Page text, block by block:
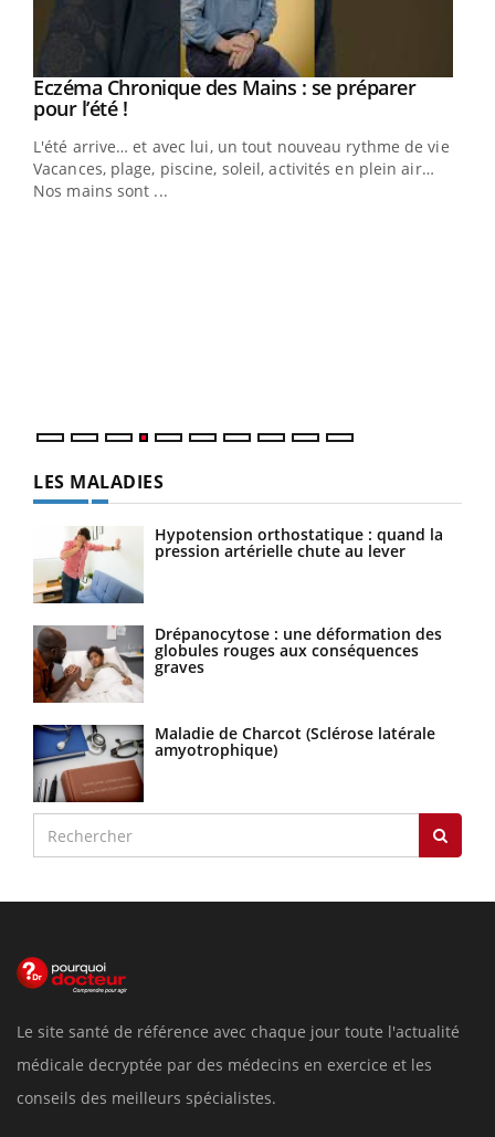
Youtube
Eczéma Chronique des Mains : se préparer
pour l’été !Youtube
L'été arrive… et avec lui, un tout nouveau rythme de vie !
Vacances, plage, piscine, soleil, activités en plein air…
Nos mains sont ...
LES MALADIES
Hypotension orthostatique : quand la
pression artérielle chute au lever
Drépanocytose : une déformation des
globules rouges aux conséquences
graves
Maladie de Charcot (Sclérose latérale
amyotrophique)
Le site santé de référence avec chaque jour toute l'actualité
médicale decryptée par des médecins en exercice et les
conseils des meilleurs spécialistes.